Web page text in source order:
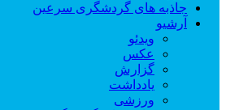
جاذبه های گردشگری سرعین
آرشیو
ویدئو
عکس
گزارش
یادداشت
ورزشی